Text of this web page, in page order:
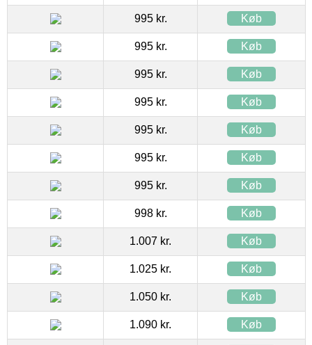
995 kr. Køb
995 kr. Køb
995 kr. Køb
995 kr. Køb
995 kr. Køb
995 kr. Køb
995 kr. Køb
998 kr. Køb
1.007 kr. Køb
1.025 kr. Køb
1.050 kr. Køb
1.090 kr. Køb